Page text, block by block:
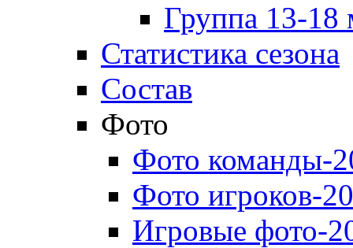
Группа 13-18
Статистика сезона
Состав
Фото
Фото команды-
Фото игроков-
Игровые фото-